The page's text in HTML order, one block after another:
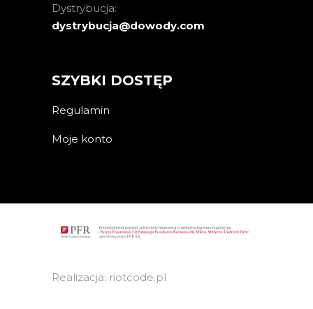
Dystrybucja:
dystrybucja@dowody.com
SZYBKI DOSTĘP
Regulamin
Moje konto
Realizacja: riotcode.pl